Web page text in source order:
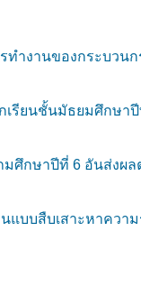
ำงานของกระบวนก
รียนชั้นมัธยมศึกษา
กษาปีที่ 6 อันส่งผ
แบบสืบเสาะหาคว